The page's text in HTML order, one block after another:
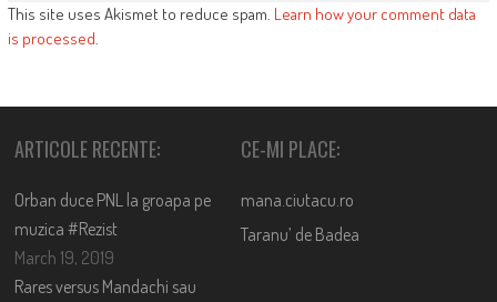
This site uses Akismet to reduce spam. Learn how your comment data
is processed.
ARTICOLE RECENTE:
Orban duce PNL la groapa pe
muzica #Rezist
March 19, 2019
Rares versus Mandachi sau
CE-MI PLACE:
mana.ciutacu.ro
Taranu’ de Badea